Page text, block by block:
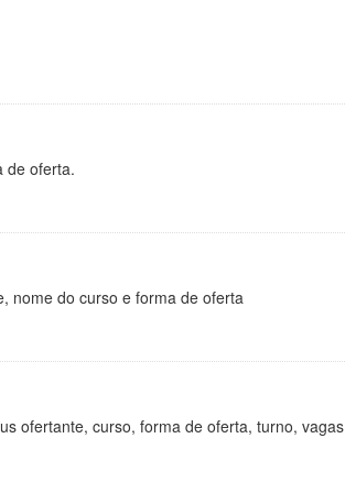
de oferta.
nome do curso e forma de oferta
ofertante, curso, forma de oferta, turno, vagas